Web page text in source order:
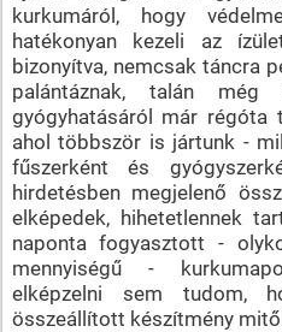
kurkumáról, hogy
hatékonyan kezeli az
bizonyítva, nemcsak táncra
palántáznak, talán
gyógyhatásáról már régóta
ahol többször is jártunk -
fűszerként és
hirdetésben megjelenő
elképedek, hihetetlennek
naponta fogyasztott -
mennyiségű -
elképzelni sem tudom,
összeállított készítmény